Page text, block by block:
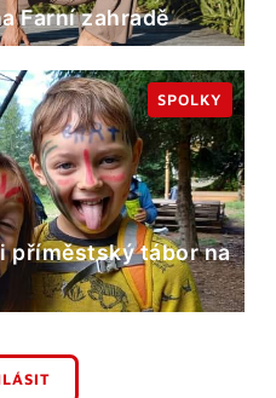
Farní zahradě
příměstský tábor na
SPOLKY